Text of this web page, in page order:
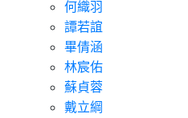
何織羽
譚若誼
畢倩涵
林宸佑
蘇貞蓉
戴立綱